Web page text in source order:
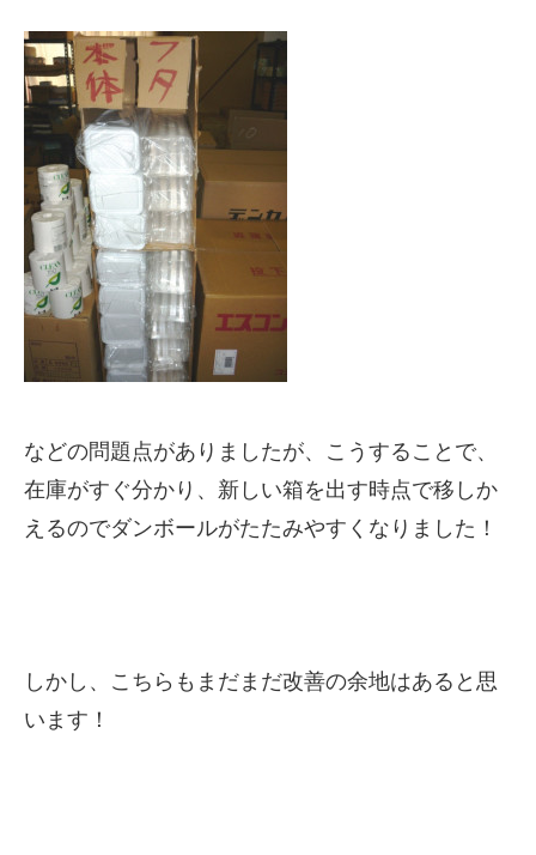
などの問題点がありましたが、こうすることで、
在庫がすぐ分かり、新しい箱を出す時点で移しか
えるのでダンボールがたたみやすくなりました！
しかし、こちらもまだまだ改善の余地はあると思
います！